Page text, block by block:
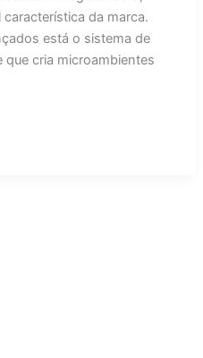
da marca.
está o sistema de
cria microambientes